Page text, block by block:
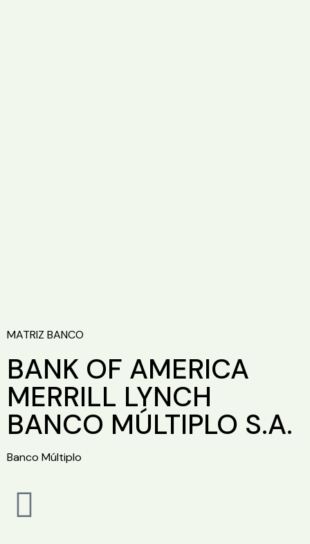
MATRIZ BANCO
BANK OF AMERICA
MERRILL LYNCH
BANCO MÚLTIPLO S.A.
Banco Múltiplo